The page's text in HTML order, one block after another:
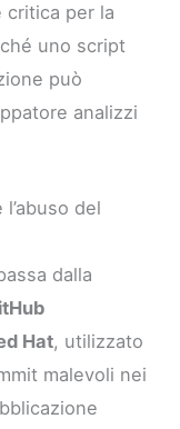
critica per la
uno script
può
analizzi
del
dalla
Hat, utilizzato
malevoli nei